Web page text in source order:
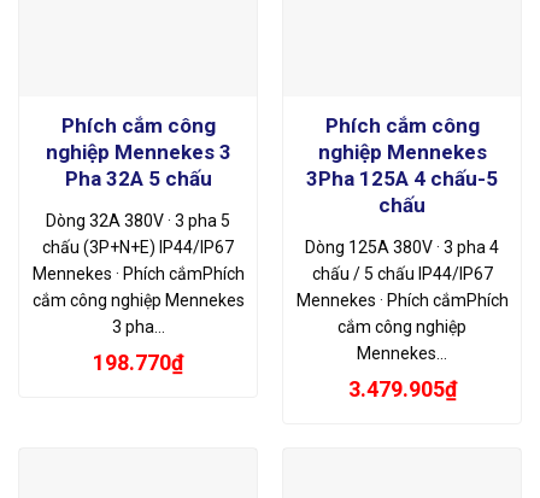
Phích cắm công
nghiệp Mennekes 3
Pha 32A 5 chấu
Dòng 32A 380V · 3 pha 5
chấu (3P+N+E) IP44/IP67
Mennekes · Phích cắmPhích
cắm công nghiệp Mennekes
3 pha…
198.770₫
Phích cắm công
nghiệp Mennekes
3Pha 125A 4 chấu-5
chấu
Dòng 125A 380V · 3 pha 4
chấu / 5 chấu IP44/IP67
Mennekes · Phích cắmPhích
cắm công nghiệp
Mennekes…
3.479.905₫